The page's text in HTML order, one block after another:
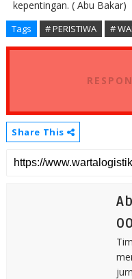
kepentingan. ( Abu Bakar)
Tags # PERISTIWA #
Share This